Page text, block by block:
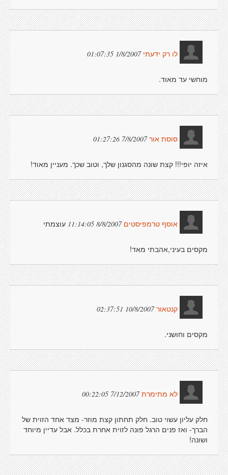
לו רק ידעתי1/8/2007 01:07:35
מוחשי עד מאוד.
סוסת אור 7/8/2007 01:27:26
איזה יופי!!! קצת שונה מהסגנון שלך, וטוב שכך. מעניין מאוד!
אוסף טרמפיסטים 8/8/2007 11:14:05 עוצמתי
מקסים בעיני,אהבתי מאד!
קנטאור10/8/2007 02:37:51
מקסים וחושני.
לא מתימרת 7/12/2007 00:22:05
חלק עליון עשוי טוב. חלק תחתון קצת מוזר- מצד אחד הזוית של
הברך- ואז פנים הרגל פונה לזוית אחרת בכלל. אבל עדיין מיוחד
ושונה!